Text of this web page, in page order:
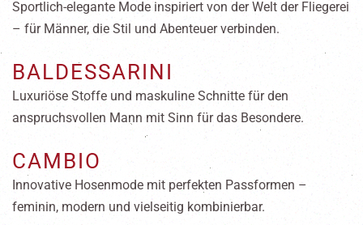
Sportlich-elegante Mode inspiriert von der Welt der Fliegerei
– für Männer, die Stil und Abenteuer verbinden.
BALDESSARINI
Luxuriöse Stoffe und maskuline Schnitte für den
anspruchsvollen Mann mit Sinn für das Besondere.
CAMBIO
Innovative Hosenmode mit perfekten Passformen –
feminin, modern und vielseitig kombinierbar.